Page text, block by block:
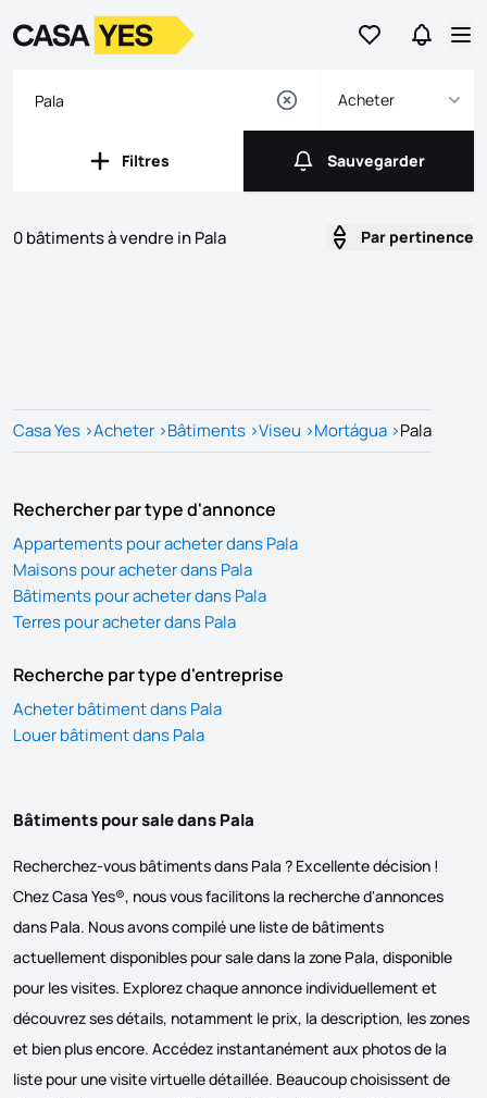
Aller auxAller
LogoAller à la page d’accueil
Acheter
Filtres
Filtres Sauvegarder
Sauvegarder
0 bâtiments à vendre in Pala Par pertinence
Casa Yes >Acheter >Bâtiments >Viseu >Mortágua >Pala
Rechercher par type d'annonce
Appartements pour acheter dans Pala
Maisons pour acheter dans Pala
Bâtiments pour acheter dans Pala
Terres pour acheter dans Pala
Recherche par type d'entreprise
Acheter bâtiment dans Pala
Louer bâtiment dans Pala
Bâtiments pour sale dans Pala
Recherchez-vous bâtiments dans Pala ? Excellente décision !
Chez Casa Yes®, nous vous facilitons la recherche d'annonces
dans Pala. Nous avons compilé une liste de bâtiments
actuellement disponibles pour sale dans la zone Pala, disponible
pour les visites. Explorez chaque annonce individuellement et
découvrez ses détails, notamment le prix, la description, les zones
et bien plus encore. Accédez instantanément aux photos de la
liste pour une visite virtuelle détaillée. Beaucoup choisissent de